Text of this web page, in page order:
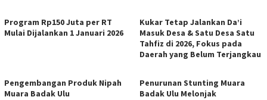
Program Rp150 Juta per RT
Mulai Dijalankan 1 Januari 2026
Kukar Tetap Jalankan Da’i
Masuk Desa & Satu Desa Satu
Tahfiz di 2026, Fokus pada
Daerah yang Belum Terjangkau
Pengembangan Produk Nipah
Muara Badak Ulu
Penurunan Stunting Muara
Badak Ulu Melonjak